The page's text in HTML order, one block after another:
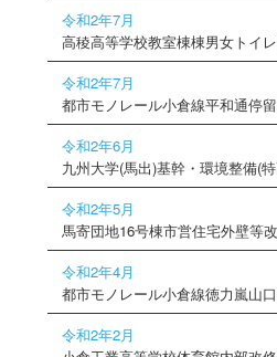
令和2年7月
高稜高等学校教室棟棟男女トイ
令和2年7月
都市モノレール小倉線平和通停
令和2年6月
九州大学(馬出)基幹・環境整備(
令和2年5月
馬寄団地16号棟市営住宅外壁等
令和2年4月
都市モノレール小倉線徳力嵐山
令和2年2月